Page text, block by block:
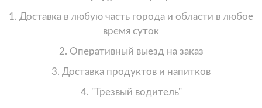
1. Доставка в любую часть города и области в любое
время суток
2. Оперативный выезд на заказ
3. Доставка продуктов и напитков
4. "Трезвый водитель"